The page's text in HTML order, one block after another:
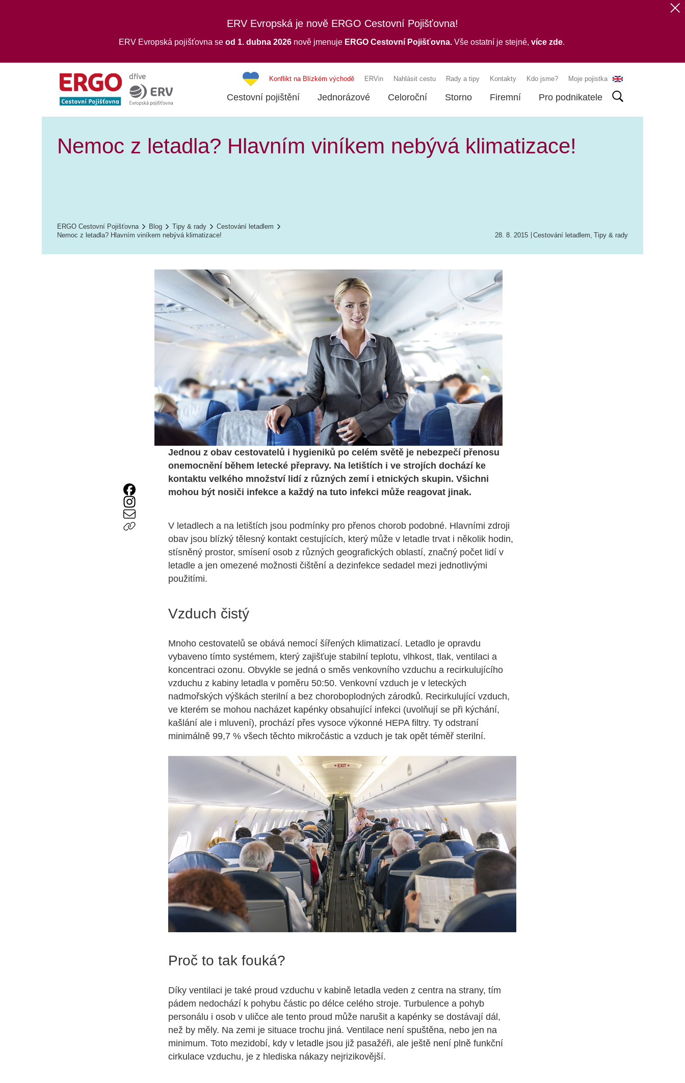
ERV Evropská je nově ERGO Cestovní Pojišťovna!
ERV Evropská pojišťovna se od 1. dubna 2026 nově jmenuje ERGO Cestovní Pojišťovna.Vše ostatní je stejné, více zde.
Konflikt na Blízkém východě ERVin Nahlásit cestu Rady a tipy Kontakty Kdo jsme? Moje pojistka
Cestovní pojištění Jednorázové Celoroční Storno Firemní Pro podnikatele
Nemoc z letadla? Hlavním viníkem nebývá klimatizace!
ERGO Cestovní Pojišťovna Blog Tipy & rady
Cestování letadlem
Nemoc z letadla? Hlavním viníkem nebývá klimatizace!
28. 8. 2015 Cestování letadlem, Tipy & rady
Jednou z obav cestovatelů i hygieniků po celém světě je nebezpečí přenosu
onemocnění během letecké přepravy. Na letištích i ve strojích dochází ke
kontaktu velkého množství lidí z různých zemí i etnických skupin. Všichni
mohou být nosiči infekce a každý na tuto infekci může reagovat jinak.
V letadlech a na letištích jsou podmínky pro přenos chorob podobné. Hlavními zdroji
obav jsou blízký tělesný kontakt cestujících, který může v letadle trvat i několik hodin,
stísněný prostor, smísení osob z různých geografických oblastí, značný počet lidí v
letadle a jen omezené možnosti čištění a dezinfekce sedadel mezi jednotlivými
použitími.
Vzduch čistý
Mnoho cestovatelů se obává nemocí šířených klimatizací. Letadlo je opravdu
vybaveno tímto systémem, který zajišťuje stabilní teplotu, vlhkost, tlak, ventilaci a
koncentraci ozonu. Obvykle se jedná o směs venkovního vzduchu a recirkulujícího
vzduchu z kabiny letadla v poměru 50:50. Venkovní vzduch je v leteckých
nadmořských výškách sterilní a bez choroboplodných zárodků. Recirkulující vzduch,
ve kterém se mohou nacházet kapénky obsahující infekci (uvolňují se při kýchání,
kašlání ale i mluvení), prochází přes vysoce výkonné HEPA filtry. Ty odstraní
minimálně 99,7 % všech těchto mikročástic a vzduch je tak opět téměř sterilní.
Proč to tak fouká?
Díky ventilaci je také proud vzduchu v kabině letadla veden z centra na strany, tím
pádem nedochází k pohybu částic po délce celého stroje. Turbulence a pohyb
personálu i osob v uličce ale tento proud může narušit a kapénky se dostávají dál,
než by měly. Na zemi je situace trochu jiná. Ventilace není spuštěna, nebo jen na
minimum. Toto mezidobí, kdy v letadle jsou již pasažéři, ale ještě není plně funkční
cirkulace vzduchu, je z hlediska nákazy nejrizikovější.